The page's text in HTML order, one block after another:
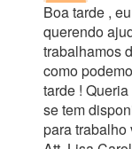
Boa tarde ,
querendo
trabalhamos
como
tarde !
se tem
para trabalho